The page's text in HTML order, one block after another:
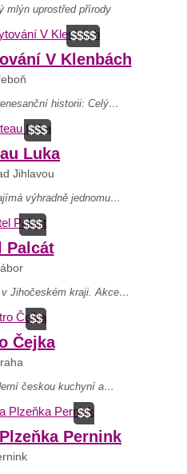
mlýn uprostřed přírody
$$$$
V Klenbách
historii: Celý…
$$$
Luka
Jihlavou
výhradně jednomu…
$$$
Palcát
Jihočeském kraji. Akce…
$$
Čejka
českou kuchyní a…
$$
Pernink